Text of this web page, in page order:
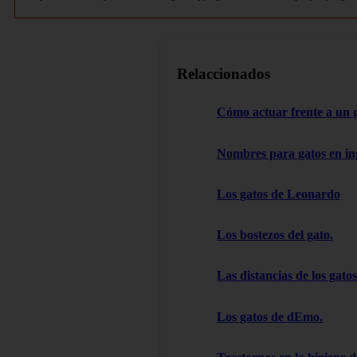
Relaccionados
Cómo actuar frente a un
Nombres para gatos en
Los gatos de Leonardo
Los bostezos del gato.
Las distancias de los gatos
Los gatos de dEmo.